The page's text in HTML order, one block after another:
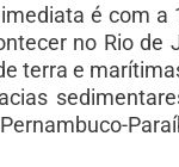
é com a
no Rio de
terra e